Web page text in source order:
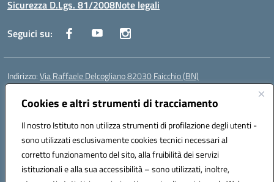
Cookies e altri strumenti di tracciamento
Il nostro Istituto non utilizza strumenti di profilazione degli utenti -
sono utilizzati esclusivamente cookies tecnici necessari al
corretto funzionamento del sito, alla fruibilità dei servizi
istituzionali e alla sua accessibilità – sono utilizzati, inoltre,
Sicurezza D.Lgs. 81/2008Note legali
Seguici su:
Indirizzo:Via Raffaele Delcogliano 82030 Faicchio (BN)
Centralino:
Posta elettronica certificata (PEC):bnis02300v@pec.istruzione.it
Codice fiscale: 90003320620
Codice meccanografico:BNIS02300V
Codice Indice delle Pubbliche Amministrazioni (IPA): istsc_bnis02300v
Codice unico di fatturazione (CUF): UFQEG8